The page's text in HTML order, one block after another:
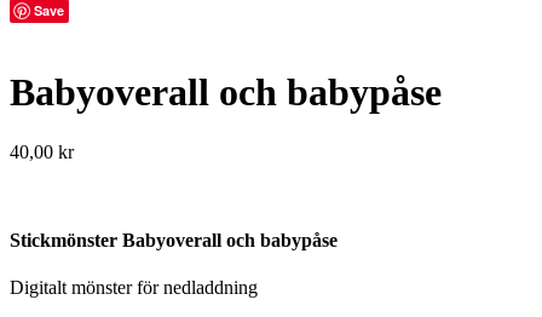
Save
Babyoverall och babypåse
40,00 kr
Stickmönster Babyoverall och babypåse
Digitalt mönster för nedladdning